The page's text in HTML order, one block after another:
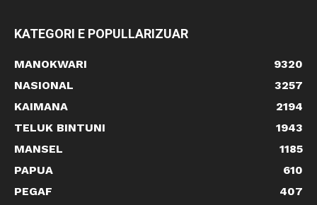
KATEGORI E POPULLARIZUAR
MANOKWARI
9320
NASIONAL
3257
KAIMANA
2194
TELUK BINTUNI
1943
MANSEL
1185
PAPUA
610
PEGAF
407